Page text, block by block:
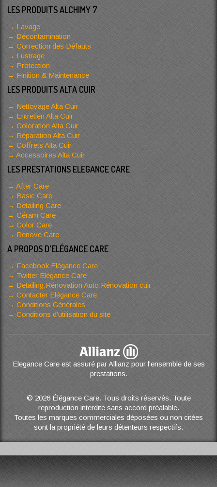
LES PRODUITS ALCHIMY 7
Lavage
Décontamination
Correction des Défauts
Lustrage
Protection
Finition & Maintenance
LES PRODUITS ALTA CUIR
Nettoyage Alta Cuir
Entretien Alta Cuir
Coloration Alta Cuir
Réparation Alta Cuir
Coffrets Alta Cuir
Accessoires Alta Cuir
LES PRESTATIONS ELEGANCE CARE
After Care
Basic Care
Detailing Care
Céram Care
Color Care
Renove Care
A PROPOS D'ELÉGANCE CARE
Facebook Elégance Care
Twitter Elégance Care
Detailing,Rénovation Auto,Rénovation cuir
Contacter Elégance Care
Conditions Générales
Conditions d’utilisation du site
Elegance Care est assuré par Allianz pour l'ensemble de ses
prestations.
© 2026 Élégance Care. Tous droits réservés. Toute
reproduction interdite sans accord préalable.
Toutes les marques commerciales déposées ou non citées
sont la propriété de leurs détenteurs respectifs.